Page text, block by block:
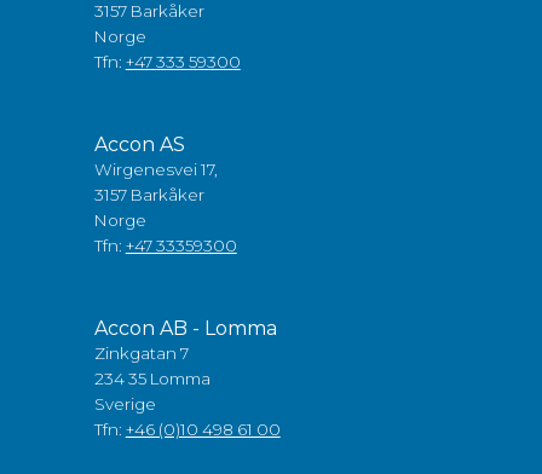
3157 Barkåker
Norge
Tfn: +47 333 59300
Accon AS
Wirgenesvei 17,
3157 Barkåker
Norge
Tfn: +47 33359300
Accon AB - Lomma
Zinkgatan 7
234 35 Lomma
Sverige
Tfn: +46 (0)10 498 61 00